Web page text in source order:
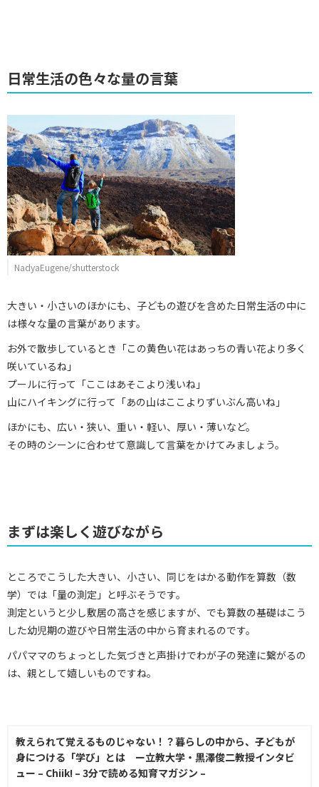
日常生活の色々な量の言葉
NadyaEugene/shutterstock
大きい・小さいのほかにも、子どもの遊びを含めた日常生活の中に
は様々な量の言葉があります。
お外で散歩しているとき「この黄色い花はあっちの青い花より多く
咲いているね」
プールに行って「ここはあそこより浅いね」
山にハイキングに行って「あの山はここよりずいぶん高いね」
ほかにも、広い・狭い、重い・軽い、厚い・薄いなど。
その時のシーンに合わせて意識して言葉をかけてみましょう。
まずは楽しく遊びながら
ところでこうした大きい、小さい、同じをはかる動作を算数（数
学）では「量の測定」と呼ぶそうです。
測定というと少し敷居の高さを感じますが、でも算数の基礎はこう
した幼児期の遊びや日常生活の中から育まれるのです。
パパママのちょっとした気づきと声掛けでわが子の発達に繋がるの
は、親として嬉しいものですね。
教えられて覚えるものじゃない！？暮らしの中から、子どもが
身につける「学び」とは ー立教大学・黒澤俊二教授インタビ
ュー – Chiik! – 3分で読める知育マガジン –